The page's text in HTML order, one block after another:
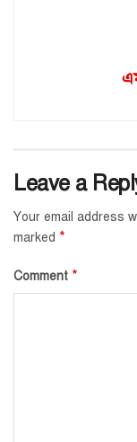
Leave a
Your email address
marked *
Comment *